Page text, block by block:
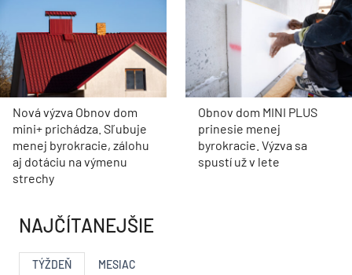
Nová výzva Obnov dom
mini+ prichádza. Sľubuje
menej byrokracie, zálohu
aj dotáciu na výmenu
strechy
Obnov dom MINI PLUS
prinesie menej
byrokracie. Výzva sa
spustí už v lete
NAJČÍTANEJŠIE
TÝŽDEŇ MESIAC